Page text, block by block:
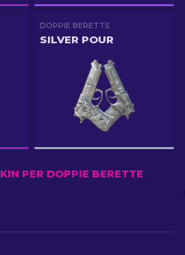
DOPPIE BERETTE
SILVER POUR
PER DOPPIE BERETTE